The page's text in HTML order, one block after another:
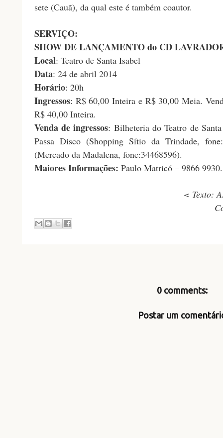
sete (Cauã), da qual este é também coautor.
SERVIÇO:
SHOW DE LANÇAMENTO do CD
Local: Teatro de Santa Isabel
Data: 24 de abril 2014
Horário: 20h
Ingressos: R$ 60,00 Inteira e R$ 30,00 Meia.
R$ 40,00 Inteira.
Venda de ingressos: Bilheteria do Teatro de
Passa Disco (Shopping Sítio da Trindade,
(Mercado da Madalena, fone:34468596).
Maiores Informações: Paulo Matricó – 9866 9930.
< Texto:
0 comments:
Postar um